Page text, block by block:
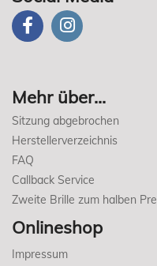
Mehr über...
Sitzung abgebrochen
Herstellerverzeichnis
FAQ
Callback Service
Zweite Brille zum halben
Onlineshop
Impressum